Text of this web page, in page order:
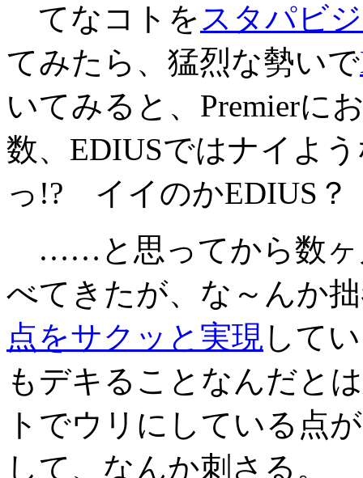
てなコトを スタパビ
てみたら、猛烈な勢いで
いてみると、Premierに
数、EDIUSではナイよ
っ!? イイのかEDIUS？
……と思ってから数ヶ
べてきたが、な～んか
点をサクッと実現 して
もデキることなんだと
トでウリにしている点
して、なんか刺さる。